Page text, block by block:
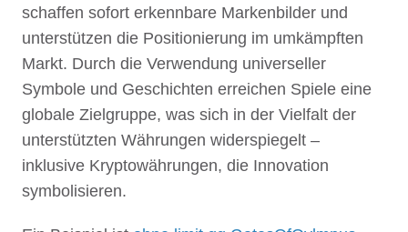
schaffen sofort erkennbare Markenbilder und
unterstützen die Positionierung im umkämpften
Markt. Durch die Verwendung universeller
Symbole und Geschichten erreichen Spiele eine
globale Zielgruppe, was sich in der Vielfalt der
unterstützten Währungen widerspiegelt –
inklusive Kryptowährungen, die Innovation
symbolisieren.